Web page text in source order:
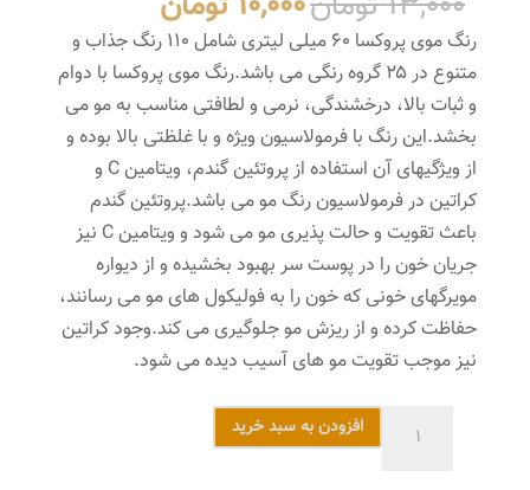
اصلی
13,000 تومان
بود.
فعلی
10,000 تومان
است.
رنگ موی پروکسا ۶۰ میلی لیتری شامل ۱۱۰ رنگ جذاب و
متنوع در ۲۵ گروه رنگی می باشد.رنگ موی پروکسا با دوام
و ثبات بالا، درخشندگی، نرمی و لطافتی مناسب به مو می
بخشد.این رنگ با فرمولاسیون ویژه و با غلظتی بالا بوده و
از ویژگیهای آن استفاده از پروتئین گندم، ویتامین C و
کراتین در فرمولاسیون رنگ مو می باشد.پروتئین گندم
باعث تقویت و حالت پذیری مو می شود و ویتامین C نیز
جریان خون را در پوست سر بهبود بخشیده و از دیواره
مویرگهای خونی که خون را به فولیکول های مو می رسانند،
حفاظت کرده و از ریزش مو جلوگیری می کند.وجود کراتین
نیز موجب تقویت مو های آسیب دیده می شود.
افزودن به سبد خرید